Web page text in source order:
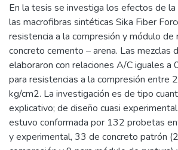
En la tesis se investiga los efectos de la
las macrofibras sintéticas Sika Fiber
resistencia a la compresión y módulo de
concreto cemento – arena. Las mezclas
elaboraron con relaciones A/C iguales a
para resistencias a la compresión entre
kg/cm2. La investigación es de tipo
explicativo; de diseño cuasi
estuvo conformada por 132 probetas
y experimental, 33 de concreto patrón